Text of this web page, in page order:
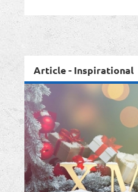
Article - Inspirational